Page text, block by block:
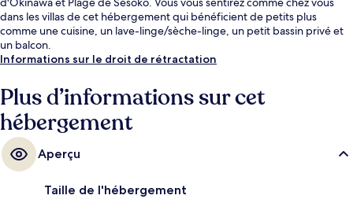
dans les villas de cet hébergement qui bénéficient de petits plus
comme une cuisine, un lave-linge/sèche-linge, un petit bassin privé et
un balcon.
Informations sur le droit de rétractation
Plus d’informations sur cet
hébergement
Aperçu
Taille de l'hébergement